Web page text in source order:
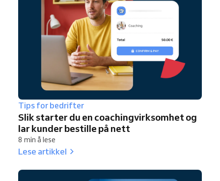
Tips for bedrifter
Slik starter du en coachingvirksomhet og
lar kunder bestille på nett
8 min å lese
Lese artikkel